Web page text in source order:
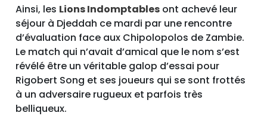
Ainsi, les Lions Indomptables ont achevé leur
séjour à Djeddah ce mardi par une rencontre
d’évaluation face aux Chipolopolos de Zambie.
Le match qui n’avait d’amical que le nom s’est
révélé être un véritable galop d’essai pour
Rigobert Song et ses joueurs qui se sont frottés
à un adversaire rugueux et parfois très
belliqueux.